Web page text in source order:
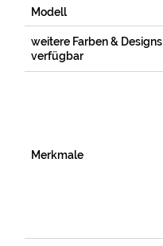
Modell
weitere Farben & Designs
verfügbar
Merkmale